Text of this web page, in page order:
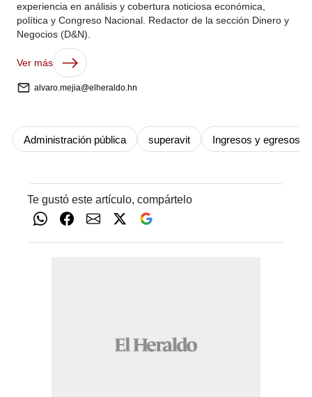
experiencia en análisis y cobertura noticiosa económica,
política y Congreso Nacional. Redactor de la sección Dinero y
Negocios (D&N).
Ver más
alvaro.mejia@elheraldo.hn
Administración pública superavit Ingresos y egresos
Te gustó este artículo, compártelo